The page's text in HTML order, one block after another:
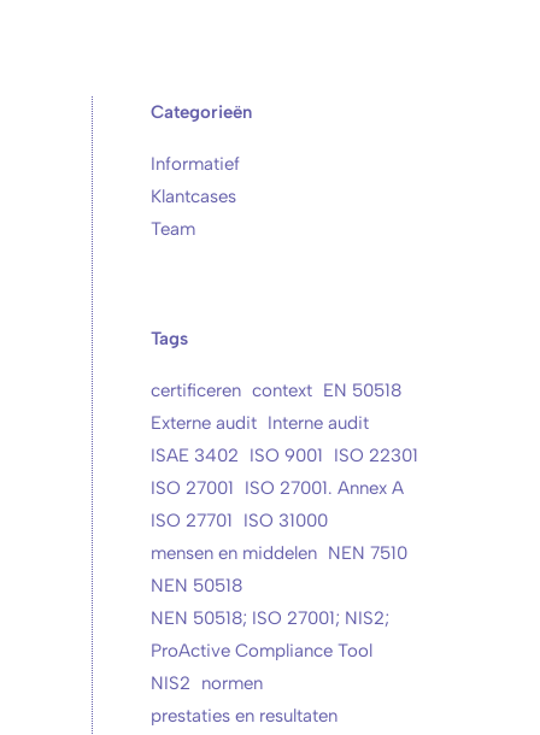
Categorieën
Informatief
Klantcases
Team
Tags
certificeren context EN 50518
Externe audit Interne audit
ISAE 3402
ISO 9001
ISO 22301
ISO 27001
ISO 27001. Annex A
ISO 27701
ISO 31000
mensen en middelen NEN 7510
NEN 50518
NEN 50518; ISO 27001; NIS2;
ProActive Compliance Tool
NIS2
normen
prestaties en resultaten